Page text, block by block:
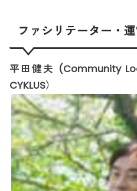
ファシリテーター・
平田健夫 (Community
CYKLUS）